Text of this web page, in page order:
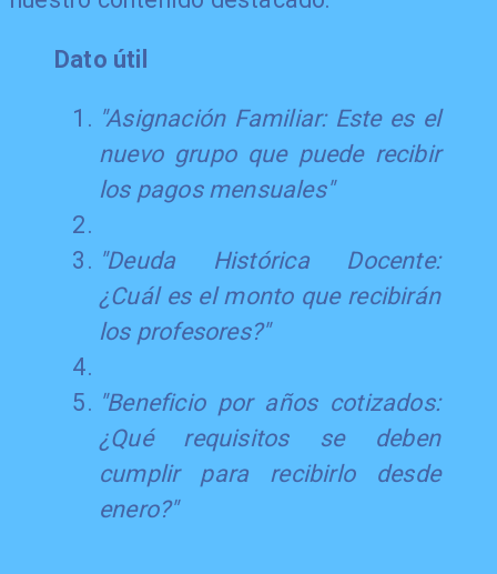
Dato útil
"Asignación Familiar: Este es el
nuevo grupo que puede recibir
los pagos mensuales"
"Deuda Histórica Docente:
¿Cuál es el monto que recibirán
los profesores?"
"Beneficio por años cotizados:
¿Qué requisitos se deben
cumplir para recibirlo desde
enero?"